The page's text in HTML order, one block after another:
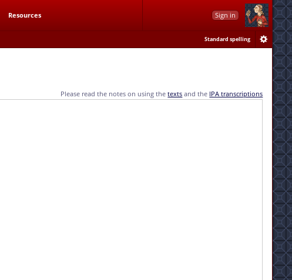
Resources Sign in
Standard spelling
Please read the notes on using thetexts and the IPA transcriptions